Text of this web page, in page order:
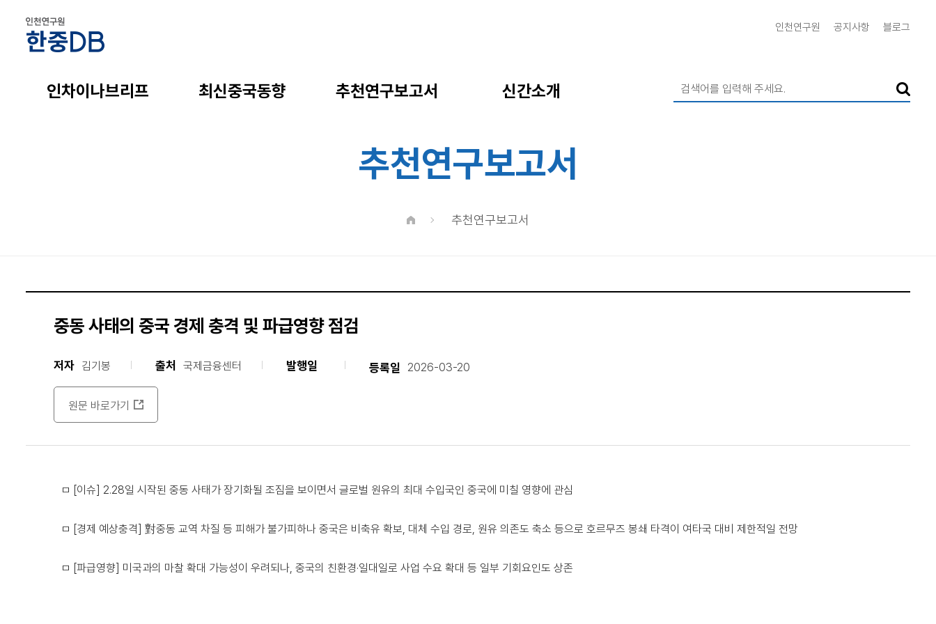
인천연구원 공지사항 블로그
인차이나브리프 최신중국동향 추천연구보고서 신간소개
추천연구보고서
추천연구보고서
중동 사태의 중국 경제 충격 및 파급영향 점검
저자 김기봉 출처 국제금융센터 발행일 등록일 2026-03-20
원문 바로가기
ㅁ [이슈] 2.28일 시작된 중동 사태가 장기화될 조짐을 보이면서 글로벌 원유의 최대 수입국인 중국에 미칠 영향에 관심
ㅁ [경제 예상충격] 對중동 교역 차질 등 피해가 불가피하나 중국은 비축유 확보, 대체 수입 경로, 원유 의존도 축소 등으로 호르무즈 봉쇄 타격이 여타국 대비 제한적일 전망
ㅁ [파급영향] 미국과의 마찰 확대 가능성이 우려되나, 중국의 친환경·일대일로 사업 수요 확대 등 일부 기회요인도 상존